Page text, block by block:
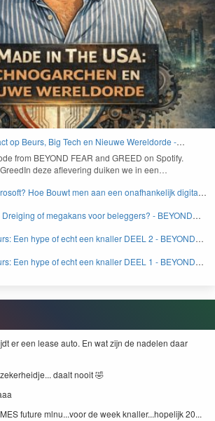
op Beurs, Big Tech en Nieuwe Wereldorde -
GREED
from BEYOND FEAR and GREED on Spo­ti­fy.
deze aflev­er­ing duiken we in een…
Hoe Bouwt men aan een onafhankelijk digitaal
of megakans voor beleggers? - BEYOND
Een hype of echt een knaller DEEL 2 - BEYOND
Een hype of echt een knaller DEEL 1 - BEYOND
er een lease auto. En wat zijn de nadelen daar
daalt nooit 🤣
future mlnu...voor de week knaller...hopelijk 20...